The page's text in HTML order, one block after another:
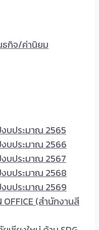
กิจ/ค่านิยม
บประมาณ 2565
บประมาณ 2566
บประมาณ 2567
บประมาณ 2568
บประมาณ 2569
OFFICE (สำนักงานสี